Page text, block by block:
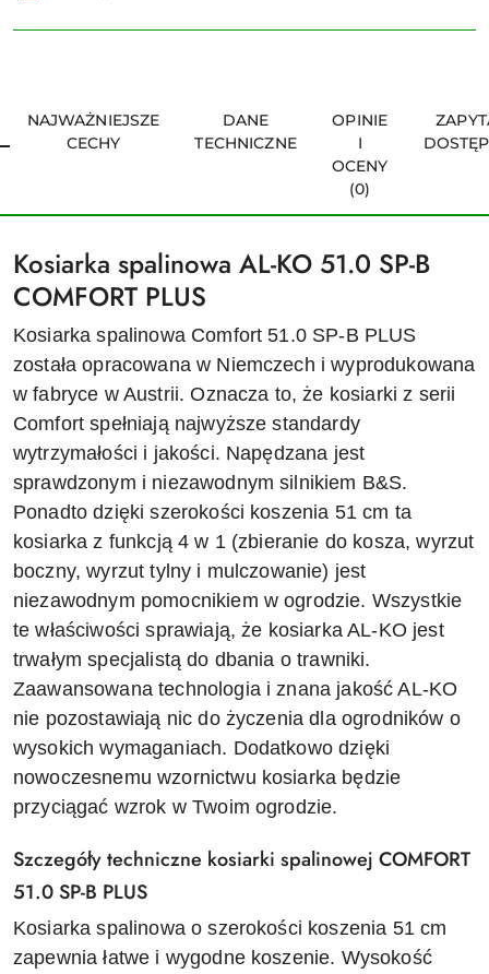
NAJWAŻNIEJSZE
CECHY
DANE
TECHNICZNE
OPINIE
I
OCENY
(0)
Kosiarka spalinowa AL-KO 51.0 SP-B
COMFORT PLUS
Kosiarka spalinowa Comfort 51.0 SP-B PLUS
została opracowana w Niemczech i wyprodukowana
w fabryce w Austrii. Oznacza to, że kosiarki z serii
Comfort spełniają najwyższe standardy
wytrzymałości i jakości. Napędzana jest
sprawdzonym i niezawodnym silnikiem B&S.
Ponadto dzięki szerokości koszenia 51 cm ta
kosiarka z funkcją 4 w 1 (zbieranie do kosza, wyrzut
boczny, wyrzut tylny i mulczowanie) jest
niezawodnym pomocnikiem w ogrodzie. Wszystkie
te właściwości sprawiają, że kosiarka AL-KO jest
trwałym specjalistą do dbania o trawniki.
Zaawansowana technologia i znana jakość AL-KO
nie pozostawiają nic do życzenia dla ogrodników o
wysokich wymaganiach. Dodatkowo dzięki
nowoczesnemu wzornictwu kosiarka będzie
przyciągać wzrok w Twoim ogrodzie.
Szczegóły techniczne kosiarki spalinowej COMFORT
51.0 SP-B PLUS
Kosiarka spalinowa o szerokości koszenia 51 cm
zapewnia łatwe i wygodne koszenie. Wysokość